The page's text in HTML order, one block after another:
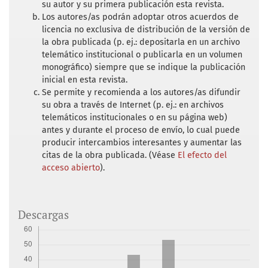
Ramírez Rancaño, Mario (2005). “La
república castrense de Victoriano Huerta”
en: Estudios de Historia Moderna y
Contemporánea de México. México: UNAM,
Volumen 30, julio-diciembre.
Rojas, Rafael (2002). “La oposición
parlamentaria al gobierno de Francisco I.
Madero” en: Ignacio Marván y María Amparo
Casar, coordinadores. Gobernar sin mayoría.
México 1867-1997. México: Taurus/CIDE.
SepSetentas.
su autor y su primera publicación esta revista.
Los autores/as podrán adoptar otros acuerdos de
licencia no exclusiva de distribución de la versión de
la obra publicada (p. ej.: depositarla en un archivo
telemático institucional o publicarla en un volumen
monográfico) siempre que se indique la publicación
inicial en esta revista.
Se permite y recomienda a los autores/as difundir
su obra a través de Internet (p. ej.: en archivos
telemáticos institucionales o en su página web)
antes y durante el proceso de envío, lo cual puede
producir intercambios interesantes y aumentar las
citas de la obra publicada. (Véase El efecto del
acceso abierto).
Descargas